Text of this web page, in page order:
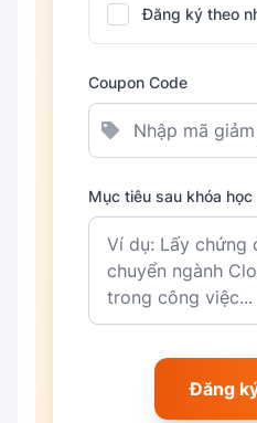
Đăng ký theo
Coupon Code
Mục tiêu sau khóa học
Đăng